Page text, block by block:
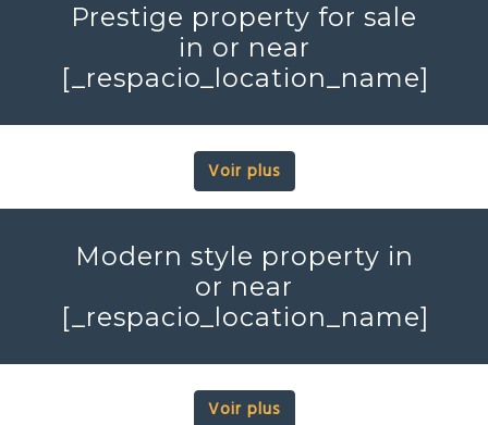
Prestige property for sale
in or near
[_respacio_location_name]
Voir plus
Modern style property in
or near
[_respacio_location_name]
Voir plus